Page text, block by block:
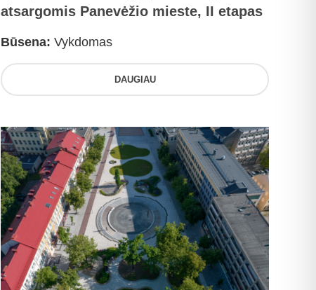
atsargomis Panevėžio mieste, II etapas
Būsena: Vykdomas
DAUGIAU